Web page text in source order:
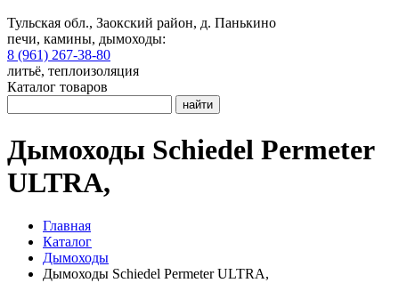
Тульская обл., Заокский район, д. Панькино
печи, камины, дымоходы:
8 (961) 267-38-80
литьё, теплоизоляция
Каталог товаров
найти
Дымоходы Schiedel Permeter
ULTRA,
Главная
Каталог
Дымоходы
Дымоходы Schiedel Permeter ULTRA,